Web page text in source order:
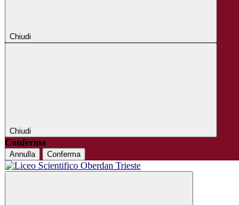
Chiudi
Chiudi
Conferma
Annulla Conferma